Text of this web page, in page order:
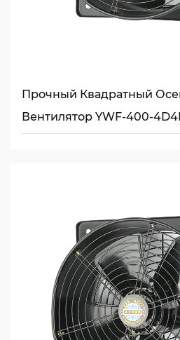
Прочный Квадратный
Вентилятор YWF-400-